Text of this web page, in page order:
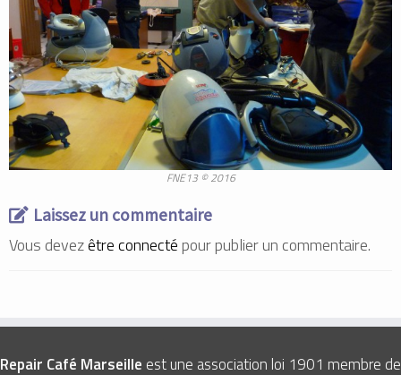
FNE13 © 2016
Laissez un commentaire
Vous devezêtre connecté pour publier un commentaire.
Repair Café Marseille est une association loi 1901 membre de